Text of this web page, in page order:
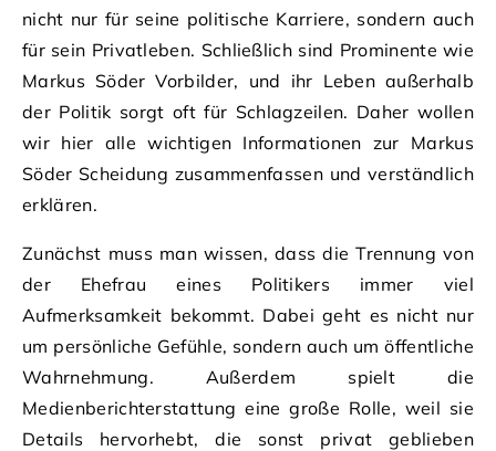
nicht nur für seine politische Karriere, sondern auch
für sein Privatleben. Schließlich sind Prominente wie
Markus Söder Vorbilder, und ihr Leben außerhalb
der Politik sorgt oft für Schlagzeilen. Daher wollen
wir hier alle wichtigen Informationen zur Markus
Söder Scheidung zusammenfassen und verständlich
erklären.
Zunächst muss man wissen, dass die Trennung von
der Ehefrau eines Politikers immer viel
Aufmerksamkeit bekommt. Dabei geht es nicht nur
um persönliche Gefühle, sondern auch um öffentliche
Wahrnehmung. Außerdem spielt die
Medienberichterstattung eine große Rolle, weil sie
Details hervorhebt, die sonst privat geblieben